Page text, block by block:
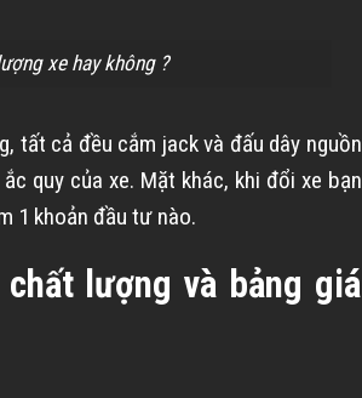
xe hay không ?
tất cả đều cắm jack và đấu dây nguồn
quy của xe. Mặt khác, khi đổi xe bạn
1 khoản đầu tư nào.
lượng và bảng giá